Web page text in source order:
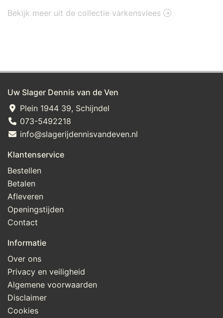
Bekijk meer uit de collectie varkensvlees
Uw Slager Dennis van de Ven
Plein 1944 39, Schijndel
073-5492218
info@slagerijdennisvandeven.nl
Klantenservice
Bestellen
Betalen
Afleveren
Openingstijden
Contact
Informatie
Over ons
Privacy en veiligheid
Algemene voorwaarden
Disclaimer
Cookies